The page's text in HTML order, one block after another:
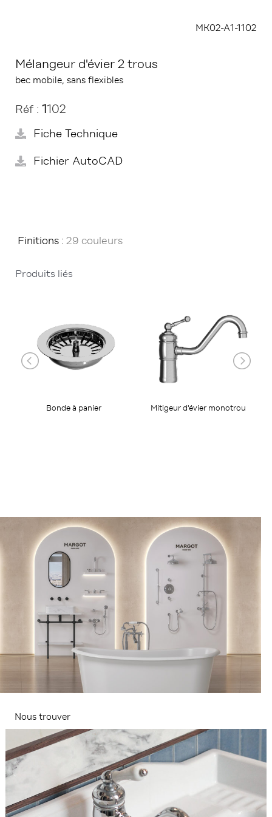
MK02-A1-1102
Mélangeur d'évier 2 trous
bec mobile, sans flexibles
Réf : 1102
Fiche Technique
Fichier AutoCAD
Finitions : 29 couleurs
Produits liés
Bonde à panier Mitigeur d'évier monotrou
Nous trouver